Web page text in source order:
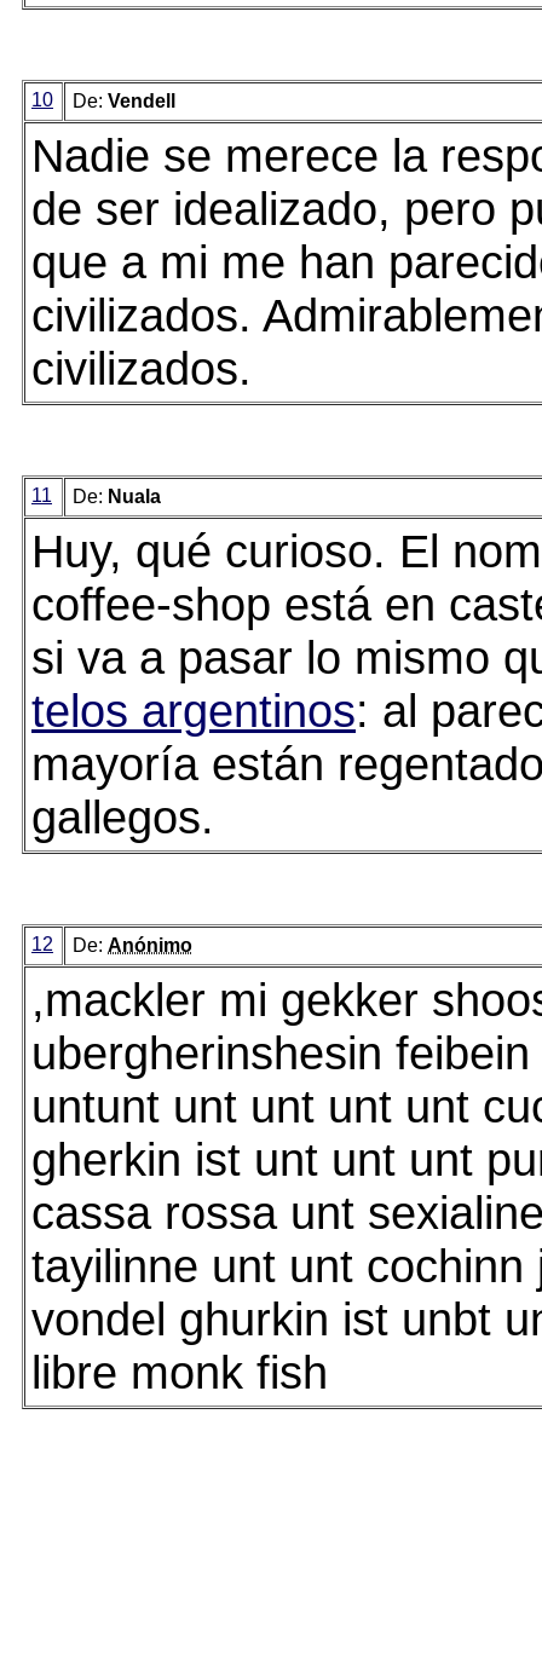
10 De: Vendell
Nadie se merece la
de ser idealizado, pero
que a mi me han
civilizados.
civilizados.
11 De: Nuala
Huy, qué curioso. El
coffee-shop está en
si va a pasar lo mismo
telos argentinos: al
mayoría están
gallegos.
12 De: Anónimo
,mackler mi gekker
ubergherinshesin
untunt unt unt unt unt
gherkin ist unt unt unt
cassa rossa unt
tayilinne unt unt cochinn
vondel ghurkin ist unbt
libre monk fish